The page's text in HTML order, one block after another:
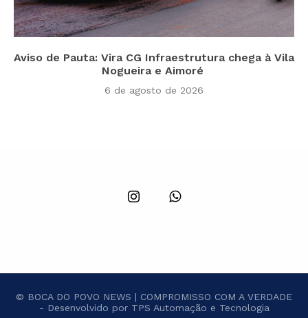
Aviso de Pauta: Vira CG Infraestrutura chega à Vila
Nogueira e Aimoré
6 de agosto de 2026
© BOCA DO POVO NEWS | COMPROMISSO COM A VERDADE
- Desenvolvido por TPS Automação e Tecnologia